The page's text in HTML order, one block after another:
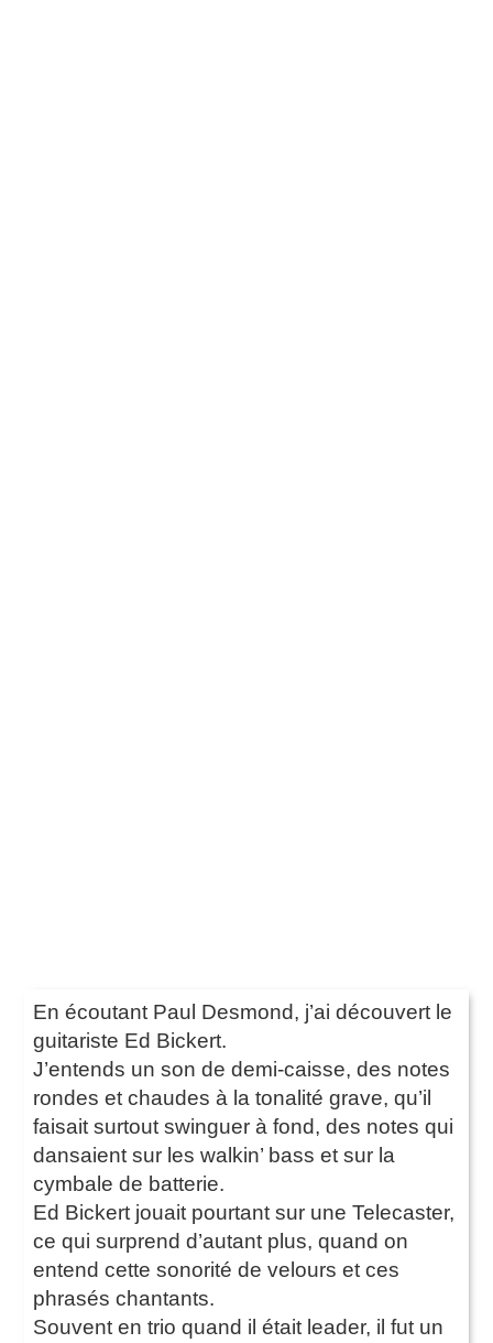
En écoutant Paul Desmond, j’ai découvert le
guitariste Ed Bickert.
J’entends un son de demi-caisse, des notes
rondes et chaudes à la tonalité grave, qu’il
faisait surtout swinguer à fond, des notes qui
dansaient sur les walkin’ bass et sur la
cymbale de batterie.
Ed Bickert jouait pourtant sur une Telecaster,
ce qui surprend d’autant plus, quand on
entend cette sonorité de velours et ces
phrasés chantants.
Souvent en trio quand il était leader, il fut un